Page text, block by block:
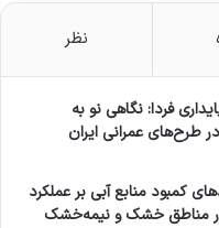
نظر
فردا: نگاهی نو به
طرح‌های عمرانی ایران
کمبود منابع آبی بر عملکرد
در مناطق خشک و نیمه‌خشک